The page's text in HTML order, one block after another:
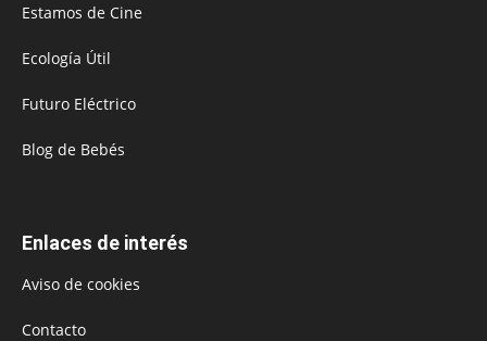
Estamos de Cine
Ecología Útil
Futuro Eléctrico
Blog de Bebés
Enlaces de interés
Aviso de cookies
Contacto